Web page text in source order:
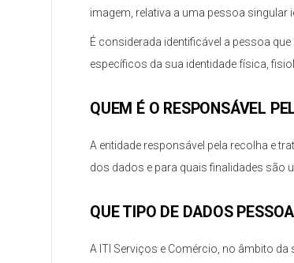
imagem, relativa a uma pessoa singular
É considerada identificável a pessoa
específicos da sua identidade física,
QUEM É O RESPONSÁVEL
A entidade responsável pela recolha e
dos dados e para quais finalidades são
QUE TIPO DE DADOS
A ITI Serviços e Comércio, no âmbito